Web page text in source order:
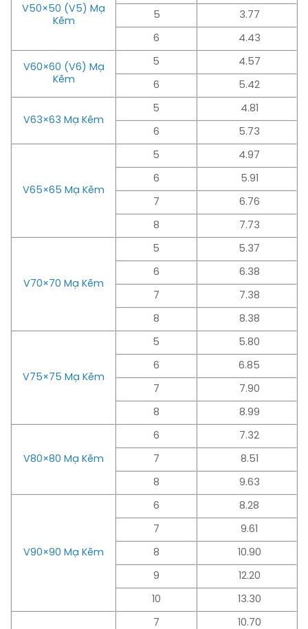
V50×50 (V5) Mạ
Kẽm
5 3.77
6 4.43
V60×60 (V6) Mạ
Kẽm
5 4.57
6 5.42
V63×63 Mạ Kẽm
5 4.81
6 5.73
V65×65 Mạ Kẽm
5 4.97
6 5.91
7 6.76
8 7.73
V70×70 Mạ Kẽm
5 5.37
6 6.38
7 7.38
8 8.38
V75×75 Mạ Kẽm
5 5.80
6 6.85
7 7.90
8 8.99
V80×80 Mạ Kẽm
6 7.32
7 8.51
8 9.63
V90×90 Mạ Kẽm
6 8.28
7 9.61
8 10.90
9 12.20
10 13.30
7 10.70